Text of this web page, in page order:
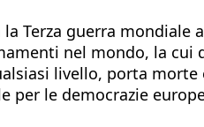
Terza guerra mondiale
nel mondo, la cui
livello, porta morte
per le democrazie